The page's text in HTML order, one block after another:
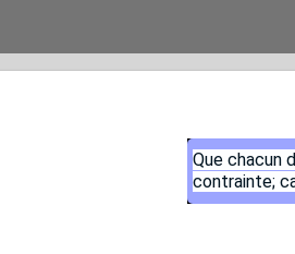
Que chacun
contrainte;